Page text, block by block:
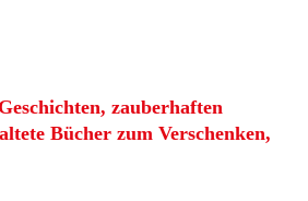
zauberhaften
Bücher zum Verschenken,